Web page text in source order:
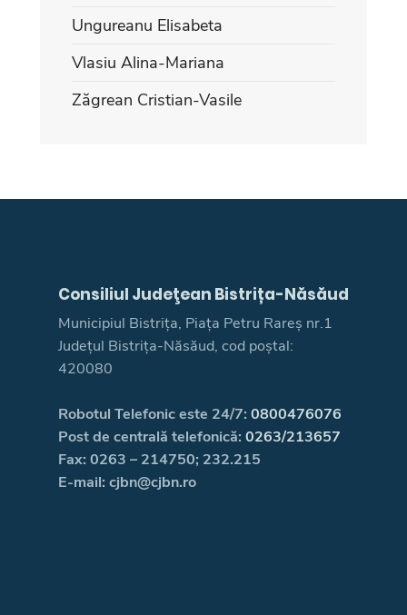
Ungureanu Elisabeta
Vlasiu Alina-Mariana
Zăgrean Cristian-Vasile
Consiliul Judeţean Bistrița-Năsăud
Municipiul Bistrița, Piața Petru Rareș nr.1
Județul Bistrița-Năsăud, cod poștal:
420080
Robotul Telefonic este 24/7: 0800476076
Post de centrală telefonică: 0263/213657
Fax: 0263 – 214750; 232.215
E-mail: cjbn@cjbn.ro